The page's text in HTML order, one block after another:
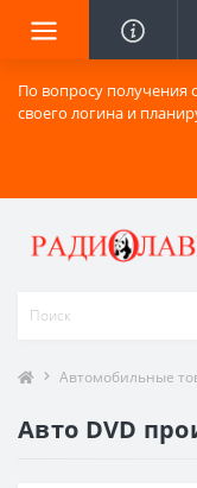
По вопросу получения
своего логина и
Автомобильные
Авто DVD